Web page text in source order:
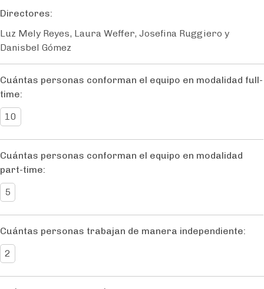
Directores:
Luz Mely Reyes, Laura Weffer, Josefina Ruggiero y
Danisbel Gómez
Cuántas personas conforman el equipo en modalidad full-
time:
10
Cuántas personas conforman el equipo en modalidad
part-time:
5
Cuántas personas trabajan de manera independiente:
2